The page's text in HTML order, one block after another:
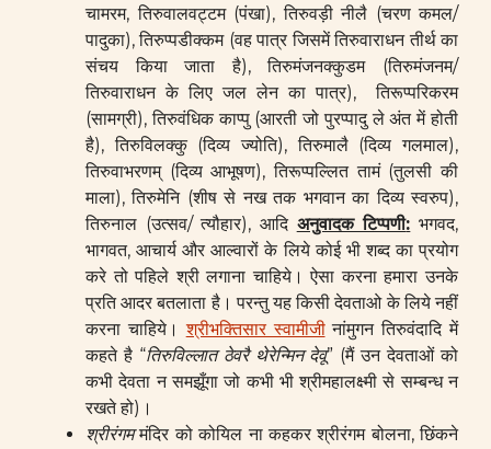
चामरम, तिरुवालवट्टम (पंखा), तिरुवड़ी नीलै (चरण कमल/
पादुका), तिरुप्पडीक्कम (वह पात्र जिसमें तिरुवाराधन तीर्थ का
संचय किया जाता है), तिरुमंजनक्कुडम (तिरुमंजनम/
तिरुवाराधन के लिए जल लेन का पात्र), तिरूप्परिकरम
(सामग्री), तिरुवंधिक काप्पु (आरती जो पुरप्पादु ले अंत में होती
है), तिरुविलक्कु (दिव्य ज्योति), तिरुमालै (दिव्य गलमाल),
तिरुवाभरणम् (दिव्य आभूषण), तिरूप्पल्लित तामं (तुलसी की
माला), तिरुमेनि (शीष से नख तक भगवान का दिव्य स्वरुप),
तिरुनाल (उत्सव/ त्यौहार), आदि अनुवादक टिप्पणी: भगवद,
भागवत, आचार्य और आल्वारों के लिये कोई भी शब्द का प्रयोग
करे तो पहिले श्री लगाना चाहिये। ऐसा करना हमारा उनके
प्रति आदर बतलाता है। परन्तु यह किसी देवताओ के लिये नहीं
करना चाहिये।श्रीभक्तिसार स्वामीजीनांमुगन तिरुवंदादि में
कहते है “तिरुविल्लातठेवरै थेरेन्मिन देवू” (मैं उन देवताओं को
कभी देवता न समझूँगा जो कभी भी श्रीमहालक्ष्मी से सम्बन्ध न
रखते हो)।
श्रीरंगममंदिर को कोयिल ना कहकर श्रीरंगम बोलना, छिंकने